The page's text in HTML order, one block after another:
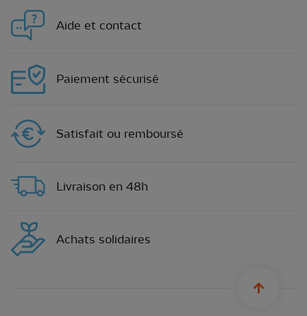
Aide et contact
Paiement sécurisé
Satisfait ou remboursé
Livraison en 48h
Achats solidaires